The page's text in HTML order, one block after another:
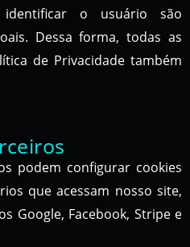
o usuário são
Dessa forma, todas as
de Privacidade também
podem configurar cookies
que acessam nosso site,
Google, Facebook, Stripe e